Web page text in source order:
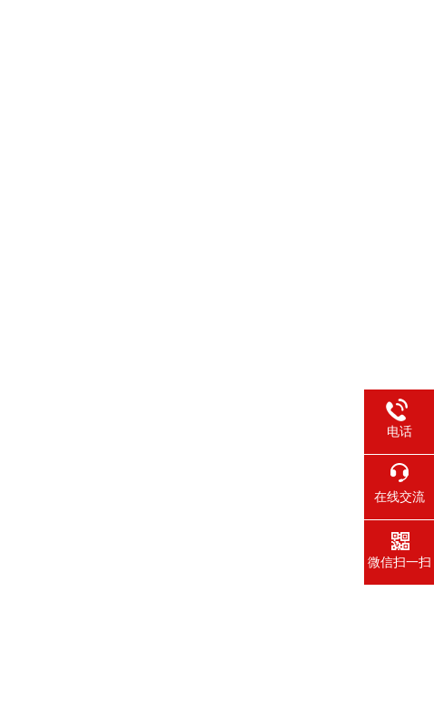
电话
在线交流
微信扫一扫